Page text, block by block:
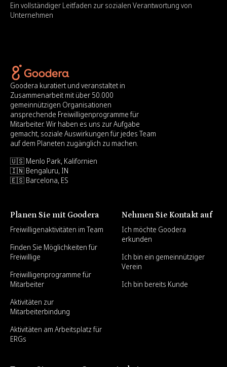
Ein vollständiger Leitfaden zur sozialen Verantwortung von
Unternehmen
Goodera kuratiert und veranstaltet in
Zusammenarbeit mit über 50.000
gemeinnützigen Organisationen
ansprechende Freiwilligenprogramme für
Mitarbeiter. Wir haben es uns zur Aufgabe
gemacht, soziale Auswirkungen für jedes Team
auf dem Planeten zugänglich zu machen.
🇺🇸 Menlo Park, Kalifornien
🇮🇳 Bengaluru, IN
🇪🇸 Barcelona, ES
Planen Sie mit Goodera
Freiwilligenaktivitäten im Team
Finden Sie Möglichkeiten für
Freiwillige
Freiwilligenprogramme für
Mitarbeiter
Aktivitäten zur
Mitarbeiterbindung
Aktivitäten am Arbeitsplatz für
ERGs
Nehmen Sie Kontakt auf
Ich möchte Goodera
erkunden
Ich bin ein gemeinnütziger
Verein
Ich bin bereits Kunde